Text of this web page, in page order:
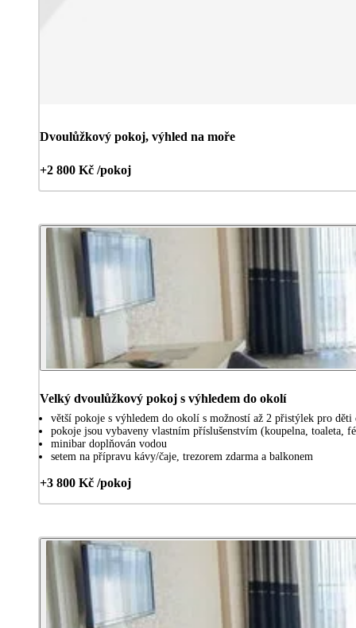
Dvoulůžkový pokoj, výhled na moře
+2 800 Kč /pokoj
Velký dvoulůžkový pokoj s výhledem do okolí
větší pokoje s výhledem do okolí s možností až 2 přistýlek pro děti
pokoje jsou vybaveny vlastním příslušenstvím (koupelna, toaleta,
minibar doplňován vodou
setem na přípravu kávy/čaje, trezorem zdarma a balkonem
+3 800 Kč /pokoj